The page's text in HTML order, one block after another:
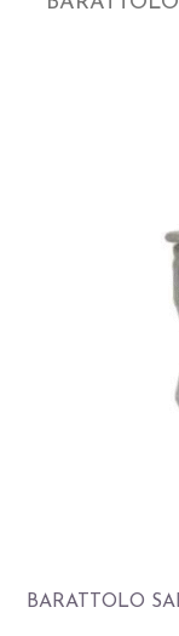
BARATTOLO